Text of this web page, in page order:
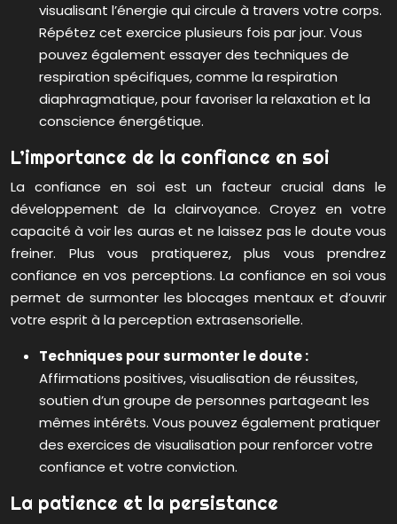
visualisant l’énergie qui circule à travers votre corps.
Répétez cet exercice plusieurs fois par jour. Vous
pouvez également essayer des techniques de
respiration spécifiques, comme la respiration
diaphragmatique, pour favoriser la relaxation et la
conscience énergétique.
L’importance de la confiance en soi
La confiance en soi est un facteur crucial dans le
développement de la clairvoyance. Croyez en votre
capacité à voir les auras et ne laissez pas le doute vous
freiner. Plus vous pratiquerez, plus vous prendrez
confiance en vos perceptions. La confiance en soi vous
permet de surmonter les blocages mentaux et d’ouvrir
votre esprit à la perception extrasensorielle.
Techniques pour surmonter le doute :
Affirmations positives, visualisation de réussites,
soutien d’un groupe de personnes partageant les
mêmes intérêts. Vous pouvez également pratiquer
des exercices de visualisation pour renforcer votre
confiance et votre conviction.
La patience et la persistance